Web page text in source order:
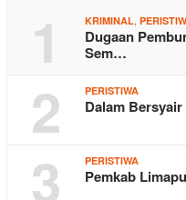
1 KRIMINAL,
Dugaan
Sem…
2 PERISTIWA
Dalam
3 PERISTIWA
Pemkab